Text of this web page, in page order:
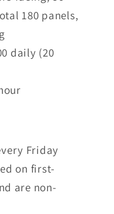
180 panels,
daily (20
Friday
on first-
are non-